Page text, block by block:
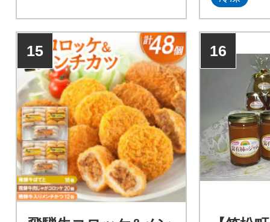
15 16